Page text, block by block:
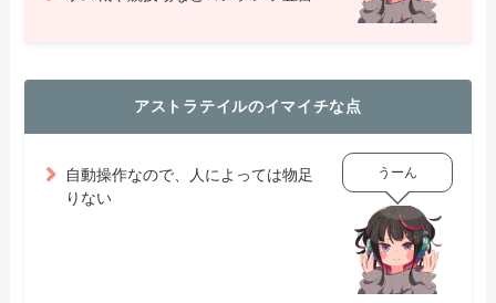
アストラテイルのイマイチな点
自動操作なので、人によっては物足
りない
うーん